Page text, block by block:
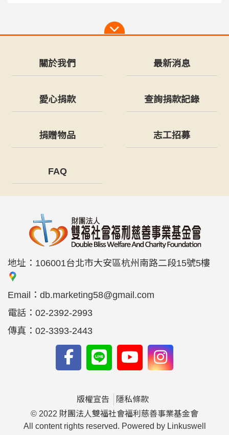
關於我們 最新消息
愛心捐款 查詢捐款記錄
捐贈物品 志工招募
FAQ
地址： 106001台北市大安區杭州南路二段15號5樓
Email： db.marketing58@gmail.com
電話： 02-2392-2993
傳真： 02-3393-2443
版權宣告
隱私條款
© 2022 財團法人雙福社會福利慈善事業基金會
All content rights reserved. Powered by Linkuswell